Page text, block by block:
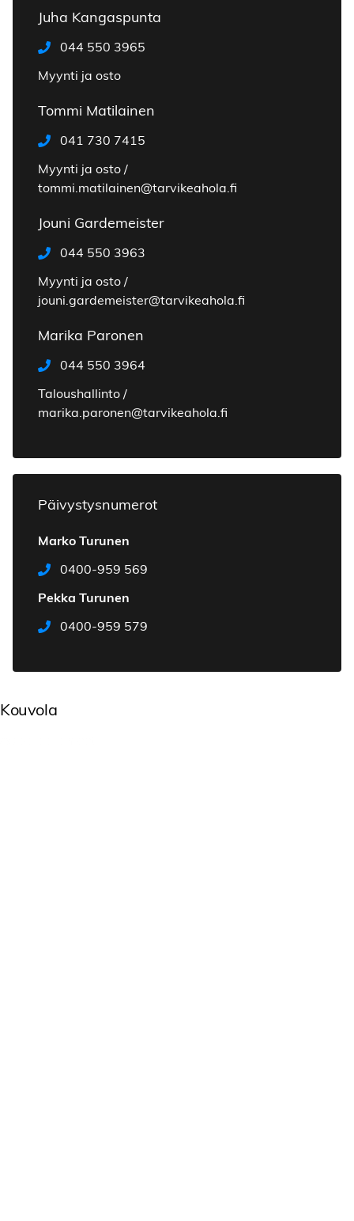
Juha Kangaspunta
044 550 3965
Myynti ja osto
Tommi Matilainen
041 730 7415
Myynti ja osto /
tommi.matilainen@tarvikeahola.fi
Jouni Gardemeister
044 550 3963
Myynti ja osto /
jouni.gardemeister@tarvikeahola.fi
Marika Paronen
044 550 3964
Taloushallinto /
marika.paronen@tarvikeahola.fi
Päivystysnumerot
Marko Turunen
0400-959 569
Pekka Turunen
0400-959 579
Kouvola